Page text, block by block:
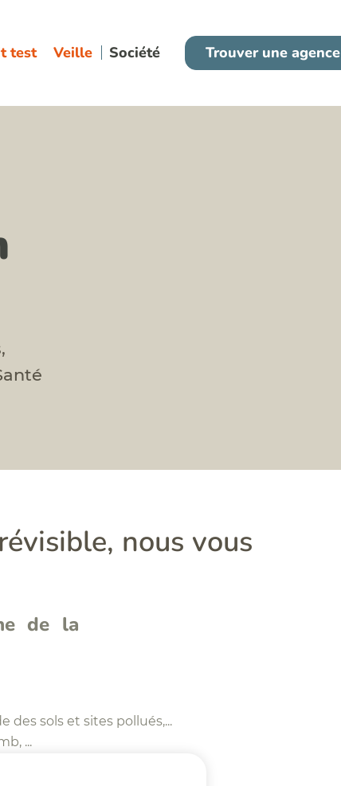
test Veille Société Trouver une agence
France
Espagne
nous vous
de la
des sols et sites pollués,...
...